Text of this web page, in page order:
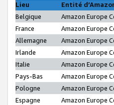
Lieu
Entité
Belgique
Amazon Europe
France
Amazon Europe
Allemagne
Amazon Europe
Irlande
Amazon Europe
Italie
Amazon Europe
Pays-Bas
Amazon Europe
Pologne
Amazon Europe
Espagne
Amazon Europe